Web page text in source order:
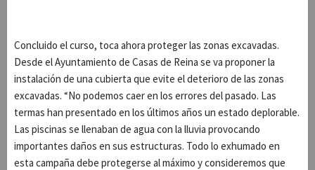
Concluido el curso, toca ahora proteger las zonas excavadas.
Desde el Ayuntamiento de Casas de Reina se va proponer la
instalación de una cubierta que evite el deterioro de las zonas
excavadas. “No podemos caer en los errores del pasado. Las
termas han presentado en los últimos años un estado deplorable.
Las piscinas se llenaban de agua con la lluvia provocando
importantes daños en sus estructuras. Todo lo exhumado en
esta campaña debe protegerse al máximo y consideremos que